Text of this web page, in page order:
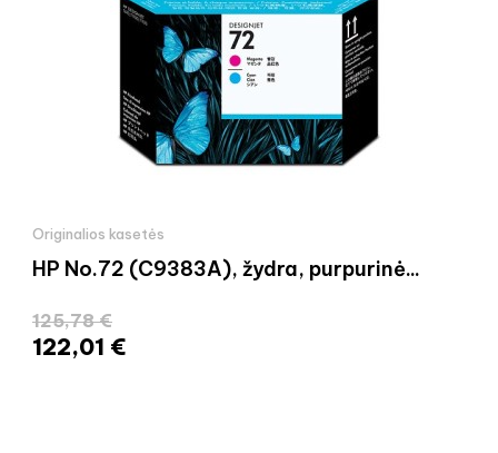
Originalios kasetės
HP No.72 (C9383A), žydra, purpurinė...
125,78 €
122,01 €